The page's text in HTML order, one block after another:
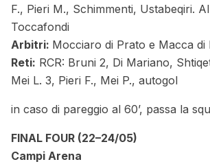
F., Pieri M., Schimmenti, Ustabeqiri.
Toccafondi
Arbitri: Mocciaro di Prato e Macca di
Reti: RCR: Bruni 2, Di Mariano,
Mei L. 3, Pieri F., Mei P., autogol
in caso di pareggio al 60’, passa la
FINAL FOUR (22–24/05)
Campi Arena